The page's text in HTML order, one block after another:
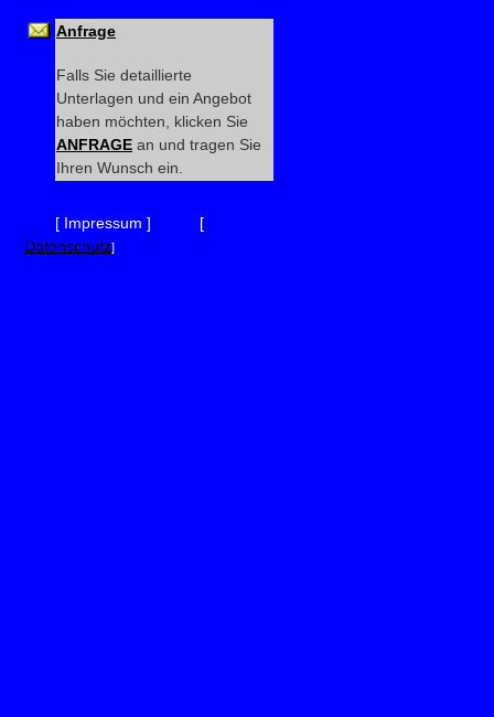
Anfrage
Falls Sie detaillierte
Unterlagen und ein Angebot
haben möchten, klicken Sie
ANFRAGE an und tragen Sie
Ihren Wunsch ein.
[ Impressum ] [
Datenschutz]